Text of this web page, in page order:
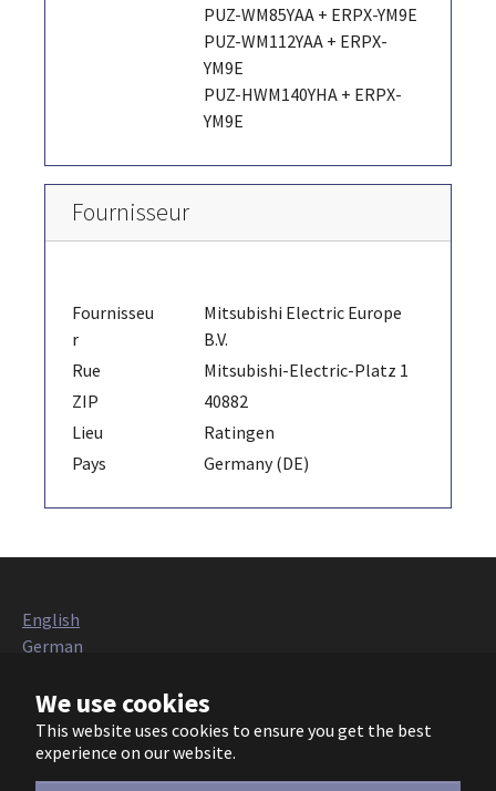
We use cookies
This website uses cookies to ensure you get the best
experience on our website.
PUZ-WM85YAA + ERPX-YM9E
PUZ-WM112YAA + ERPX-
YM9E
PUZ-HWM140YHA + ERPX-
YM9E
Fournisseur
Fournisseu
r
Mitsubishi Electric Europe
B.V.
Rue
Mitsubishi-Electric-Platz 1
ZIP
40882
Lieu
Ratingen
Pays
Germany (DE)
English
German
French
Polish
Czech